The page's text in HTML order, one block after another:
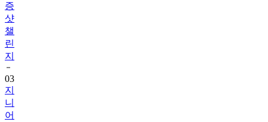
증
샷
챌
린
지
03
지
니
어